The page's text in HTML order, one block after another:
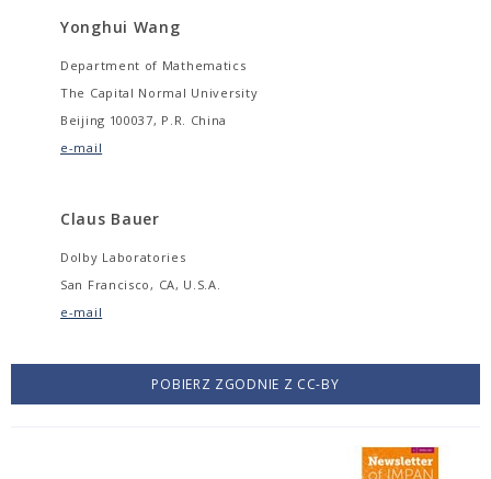
Yonghui Wang
Department of Mathematics
The Capital Normal University
Beijing 100037, P.R. China
e-mail
Claus Bauer
Dolby Laboratories
San Francisco, CA, U.S.A.
e-mail
POBIERZ ZGODNIE Z CC-BY